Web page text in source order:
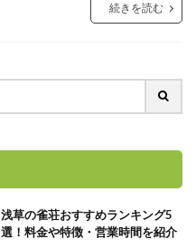
続きを読む
浅草の雀荘おすすめランキング5
選！料金や特徴・営業時間を紹介